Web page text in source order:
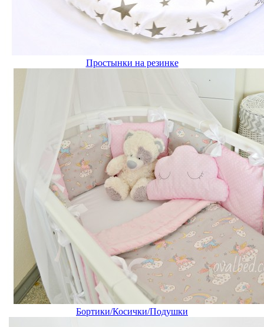
Простынки на резинке
Бортики/Косички/Подушки